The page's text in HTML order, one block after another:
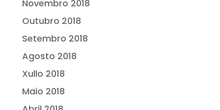
Novembro 2018
Outubro 2018
Setembro 2018
Agosto 2018
Xullo 2018
Maio 2018